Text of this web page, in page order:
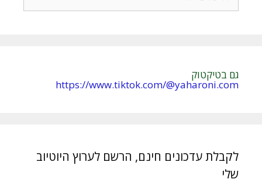
גם בטיקטוק
https://www.tiktok.com/@yaharoni.com
לקבלת עדכונים חינם, הרשם לערוץ היוטיוב
שלי